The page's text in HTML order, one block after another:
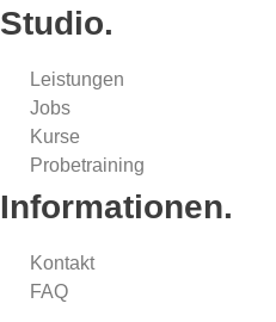
Studio.
Leistungen
Jobs
Kurse
Probetraining
Informationen.
Kontakt
FAQ